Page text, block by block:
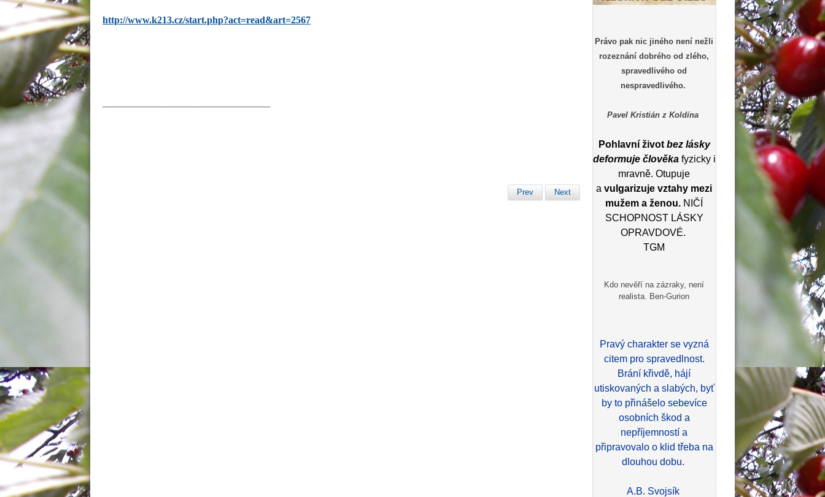
http://www.k213.cz/start.php?act=read&art=2567
Prev Next
Právo pak nic jiného není nežli
rozeznání dobrého od zlého,
spravedlivého od
nespravedlivého.
Pavel Kristián z Koldína
Pohlavní život bez lásky
deformuje člověkafyzicky i
mravně. Otupuje
avulgarizuje vztahy mezi
mužem a ženou. NIČÍ
SCHOPNOST LÁSKY
OPRAVDOVÉ.
TGM
Kdo nevěří na zázraky, není
realista. Ben-Gurion
Pravý charakter se vyzná
citem pro spravedlnost.
Brání křivdě, hájí
utiskovaných a slabých, byť
by to přinášelo sebevíce
osobních škod a
nepříjemností a
připravovalo o klid třeba na
dlouhou dobu.
A.B. Svojsík